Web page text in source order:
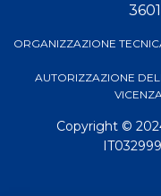
ORGANIZZAZIONE
AUTORIZZAZIONE
Copyright ©